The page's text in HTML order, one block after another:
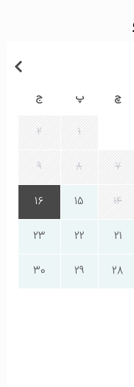
چ پ ج
1
2
7
8
9
14
15
16
21
22
23
28
29
30